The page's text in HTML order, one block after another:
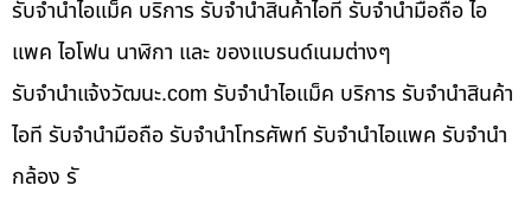
รับจำนำไอแม็ค บริการ รับจำนำสินค้าไอที รับจำนำมือถือ ไอ
แพค ไอโฟน นาฬิกา และ ของแบรนด์เนมต่างๆ
รับจํานําแจ้งวัฒนะ.com รับจำนำไอแม็ค บริการ รับจำนำสินค้า
ไอที รับจำนำมือถือ รับจำนำโทรศัพท์ รับจำนำไอแพค รับจำนำ
กล้อง รั